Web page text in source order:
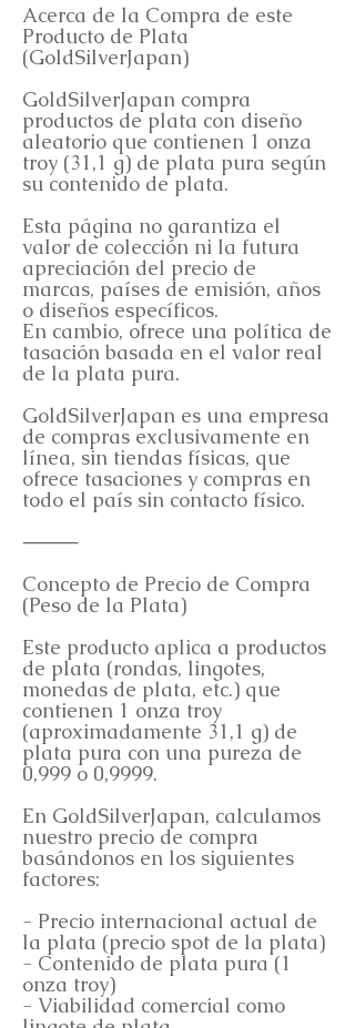
Acerca de la Compra de este
Producto de Plata
(GoldSilverJapan)
GoldSilverJapan compra
productos de plata con diseño
aleatorio que contienen 1 onza
troy (31,1 g) de plata pura según
su contenido de plata.
Esta página no garantiza el
valor de colección ni la futura
apreciación del precio de
marcas, países de emisión, años
o diseños específicos.
En cambio, ofrece una política de
tasación basada en el valor real
de la plata pura.
GoldSilverJapan es una empresa
de compras exclusivamente en
línea, sin tiendas físicas, que
ofrece tasaciones y compras en
todo el país sin contacto físico.
⸻
Concepto de Precio de Compra
(Peso de la Plata)
Este producto aplica a productos
de plata (rondas, lingotes,
monedas de plata, etc.) que
contienen 1 onza troy
(aproximadamente 31,1 g) de
plata pura con una pureza de
0,999 o 0,9999.
En GoldSilverJapan, calculamos
nuestro precio de compra
basándonos en los siguientes
factores:
- Precio internacional actual de
la plata (precio spot de la plata)
- Contenido de plata pura (1
onza troy)
- Viabilidad comercial como